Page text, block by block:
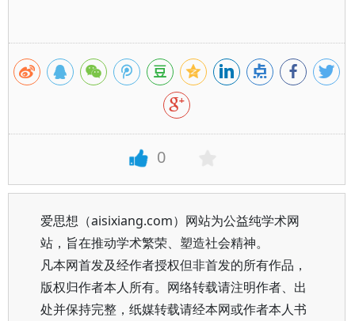
0
爱思想（aisixiang.com）网站为公益纯学术网
站，旨在推动学术繁荣、塑造社会精神。
凡本网首发及经作者授权但非首发的所有作品，
版权归作者本人所有。网络转载请注明作者、出
处并保持完整，纸媒转载请经本网或作者本人书